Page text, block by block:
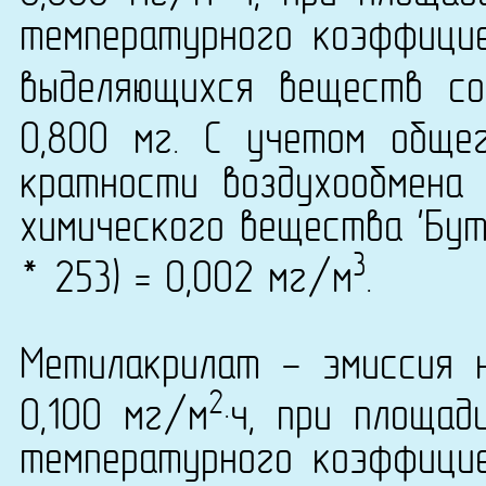
температурного
выделяющихся веществ
0,800 мг. С учетом
кратности
химического вещества
* 253) = 0,002 мг/м3.
Метилакрилат - эмиссия
0,100 мг/м2·ч, при
температурного